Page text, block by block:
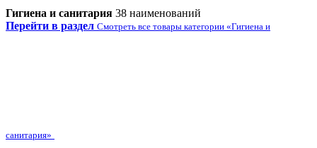
Гигиена и санитария 38 наименований
Перейти в раздел Смотреть все товары категории «Гигиена и
санитария»